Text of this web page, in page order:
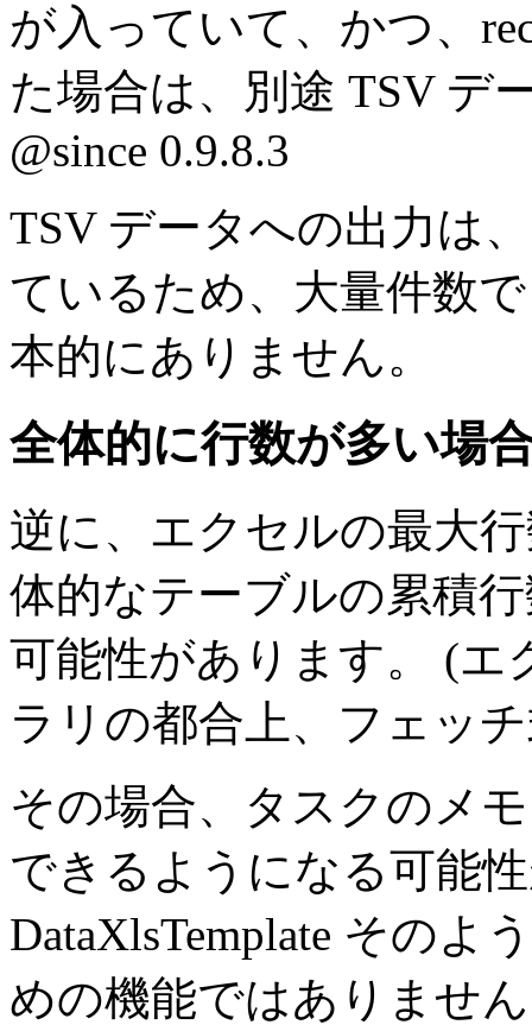
が入っていて、かつ、
た場合は、別途 TSV デ
@since 0.9.8.3
TSV データへの出力は
ているため、大量件数
本的にありません。
全体的に行数が多い場
逆に、エクセルの最大
体的なテーブルの累積
可能性があります。 (エ
ラリの都合上、フェッ
その場合、タスクのメ
できるようになる可能
DataXlsTemplate そのよ
めの機能ではありませ